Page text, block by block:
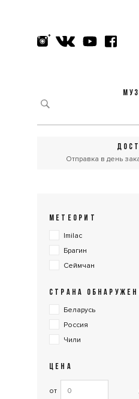
Отправка в день
МЕТЕОРИТ
Imilac
Брагин
Сеймчан
СТРАНА
Беларусь
Россия
Чили
ЦЕНА
от